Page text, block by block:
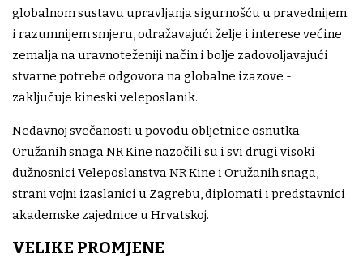
globalnom sustavu upravljanja sigurnošću u pravednijem
i razumnijem smjeru, odražavajući želje i interese većine
zemalja na uravnoteženiji način i bolje zadovoljavajući
stvarne potrebe odgovora na globalne izazove -
zaključuje kineski veleposlanik.
Nedavnoj svečanosti u povodu obljetnice osnutka
Oružanih snaga NR Kine nazočili su i svi drugi visoki
dužnosnici Veleposlanstva NR Kine i Oružanih snaga,
strani vojni izaslanici u Zagrebu, diplomati i predstavnici
akademske zajednice u Hrvatskoj.
VELIKE PROMJENE